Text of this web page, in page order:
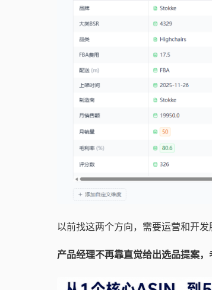
以前找这两个方向，需要运营和开
产品经理不再靠直觉给出选品提案